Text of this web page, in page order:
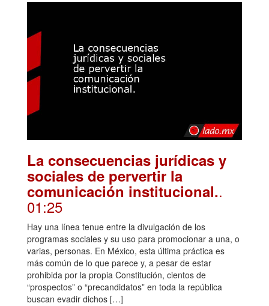
La consecuencias jurídicas y
sociales de pervertir la
comunicación institucional..
01:25
Hay una línea tenue entre la divulgación de los
programas sociales y su uso para promocionar a una, o
varias, personas. En México, esta última práctica es
más común de lo que parece y, a pesar de estar
prohibida por la propia Constitución, cientos de
“prospectos” o “precandidatos” en toda la república
buscan evadir dichos […]